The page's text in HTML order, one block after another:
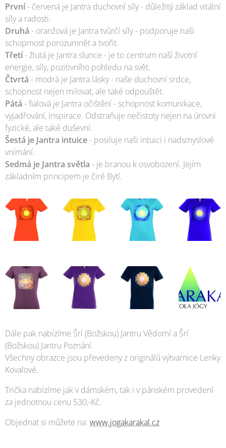
První- červená je Jantra duchovní síly - důležitý základ vitální
síly a radosti.
Druhá - oranžová je Jantra tvůrčí síly - podporuje naši
schopmost porozumnět a tvořit.
Třetí- žlutá je Jantra slunce - je to centrum naší životní
energie, síly, pozitivního pohledu na svět.
Čtvrtá - modrá je Jantra lásky - naše duchovní srdce,
schopnost nejen milovat, ale také odpouštět.
Pátá - fialová je Jantra očištění - schopnost komunikace,
vyjadřování, inspirace. Odstraňuje nečistoty nejen na úrovni
fyzické, ale také duševní.
Šestá je Jantra intuice- posiluje naši intuici i nadsmyslové
vnímání.
Sedmá je Jantra světla - je branou k osvobození. Jejím
základním principem je čiré Bytí.
Dále pak nabízíme Šrí (Božskou) Jantru Vědomí a Šrí
(Božskou) Jantru Poznání.
Všechny obrazce jsou převedeny z originálů výtvarnice Lenky
Kovalové.
Trička nabízíme jak v dámském, tak i v pánském provedení
za jednotnou cenu 530,-Kč.
Objednat si můžete na: www.jogakarakal.cz